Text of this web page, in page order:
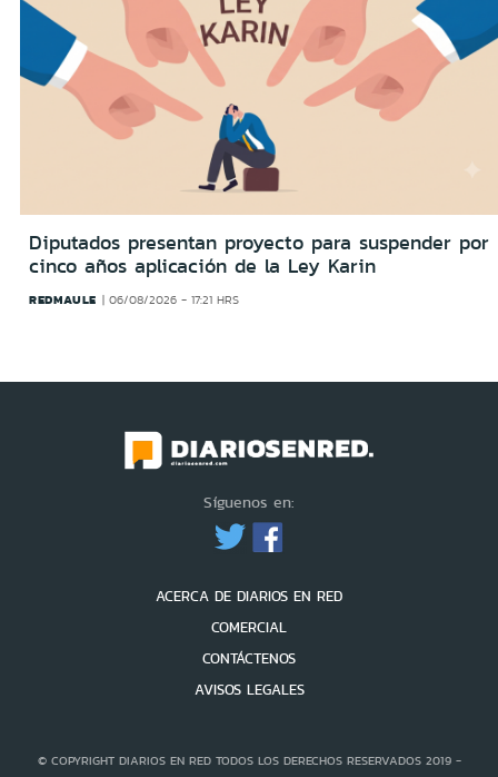
Diputados presentan proyecto para suspender por
cinco años aplicación de la Ley Karin
REDMAULE 06/08/2026 - 17:21 HRS
Síguenos en:
ACERCA DE DIARIOS EN RED
COMERCIAL
CONTÁCTENOS
AVISOS LEGALES
© COPYRIGHT DIARIOS EN RED TODOS LOS DERECHOS RESERVADOS 2019 -